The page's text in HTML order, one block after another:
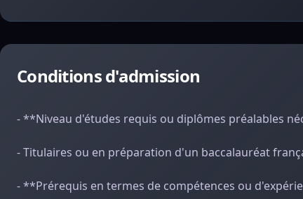
Conditions d'admission
- **Niveau d'études requis ou diplômes préalables
- Titulaires ou en préparation d'un baccalauréat
- **Prérequis en termes de compétences ou